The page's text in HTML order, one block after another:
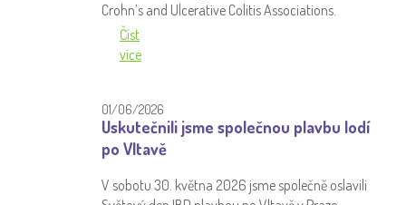
Crohn’s and Ulcerative Colitis Associations.
Číst
více
01/06/2026
Uskutečnili jsme společnou plavbu lodí
po Vltavě
V sobotu 30. května 2026 jsme společně oslavili